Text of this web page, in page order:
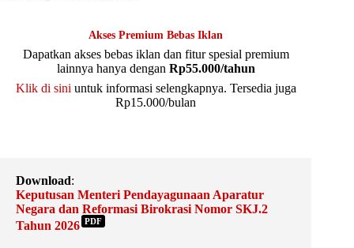
Akses Premium Bebas Iklan
Dapatkan akses bebas iklan dan fitur spesial premium
lainnya hanya dengan Rp55.000/tahun
Klik di sini untuk informasi selengkapnya. Tersedia juga
Rp15.000/bulan
Download:
Keputusan Menteri Pendayagunaan Aparatur
Negara dan Reformasi Birokrasi Nomor SKJ.2
Tahun 2026 PDF